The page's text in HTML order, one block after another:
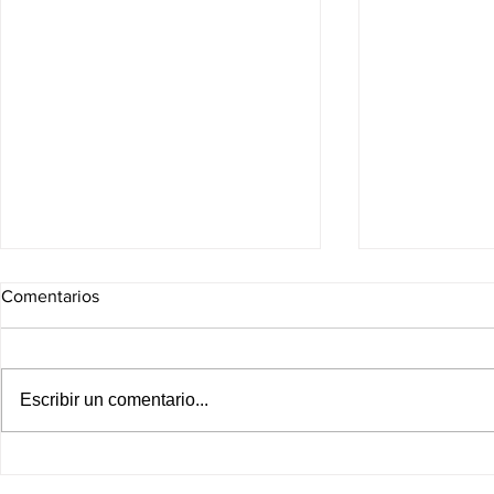
Comentarios
Escribir un comentario...